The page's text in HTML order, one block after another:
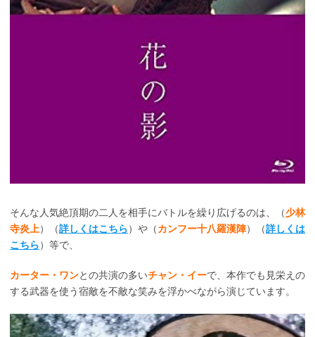
そんな人気絶頂期の二人を相手にバトルを繰り広げるのは、（少林
寺炎上）（詳しくはこちら）や（カンフー十八羅漢陣）（詳しくは
こちら）等で、
カーター・ワンとの共演の多いチャン・イーで、本作でも見栄えの
する武器を使う宿敵を不敵な笑みを浮かべながら演じています。